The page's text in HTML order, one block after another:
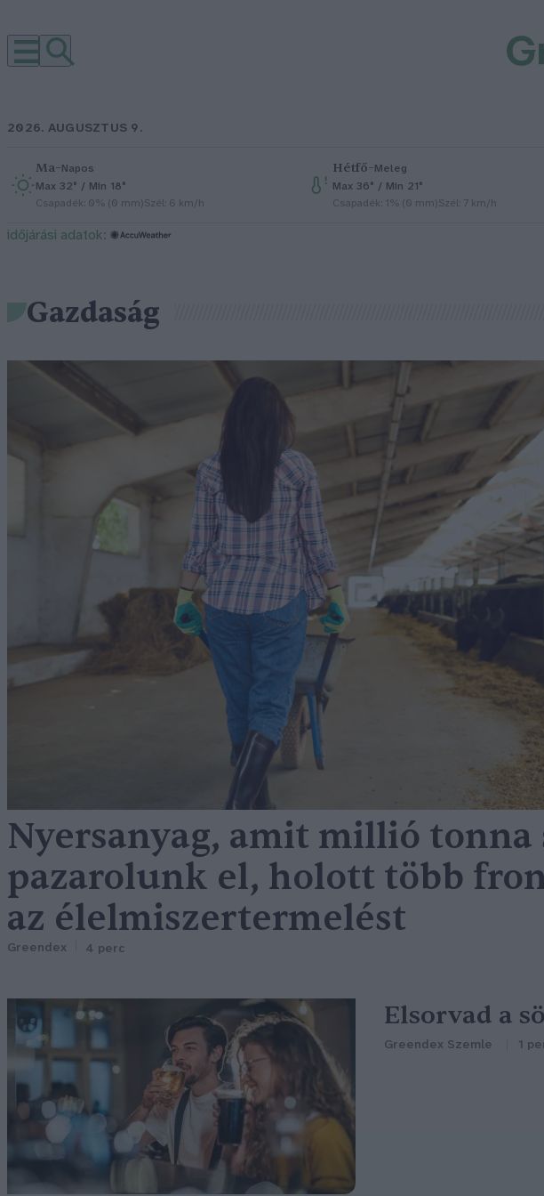
2026. AUGUSZTUS 9.
Ma–Napos
Max 32° / Min 18°
Csapadék: 0% (0 mm)Szél: 6 km/h
Hétfő–Meleg
Max 36° / Min 21°
Csapadék: 1% (0 mm)Szél: 7 km/h
időjárási adatok:
Gazdaság
Nyersanyag, amit millió tonna
pazarolunk el, holott több
az élelmiszertermelést
Greendex 4 perc
Elsorvad a
Greendex Szemle 1